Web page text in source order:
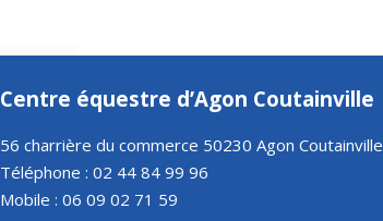
Centre équestre d’Agon Coutainville
56 charrière du commerce 50230 Agon Coutainville
Téléphone : 02 44 84 99 96
Mobile : 06 09 02 71 59